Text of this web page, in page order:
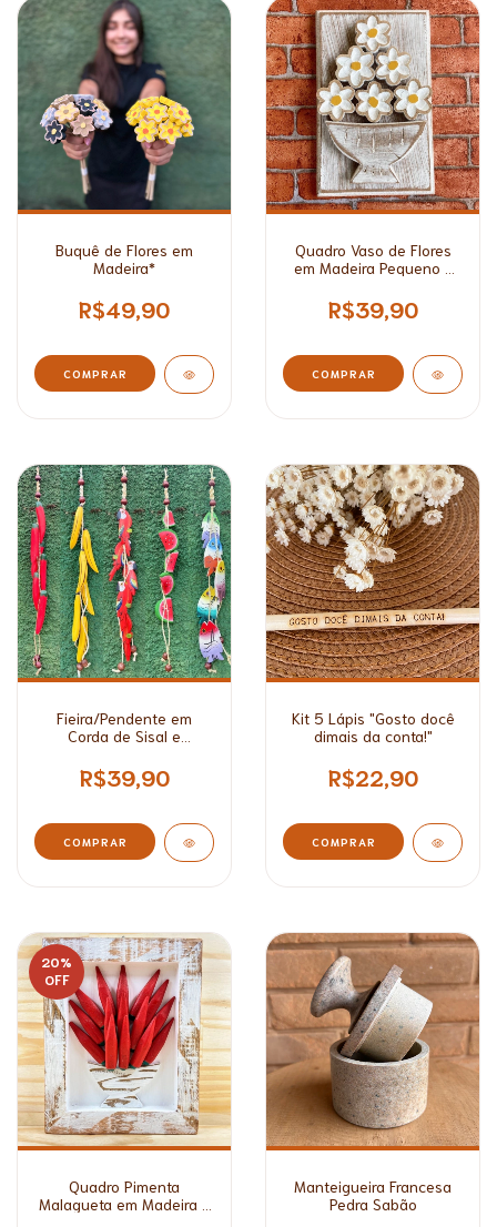
Buquê de Flores em
Madeira*
R$49,90
COMPRAR
Quadro Vaso de Flores
em Madeira Pequeno -
R$39,90
COMPRAR
Fieira/Pendente em
Corda de Sisal e
R$39,90
COMPRAR
Kit 5 Lápis "Gosto docê
dimais da conta!"
R$22,90
20%
OFF
Quadro Pimenta
Malagueta em Madeira -
Manteigueira Francesa
Pedra Sabão